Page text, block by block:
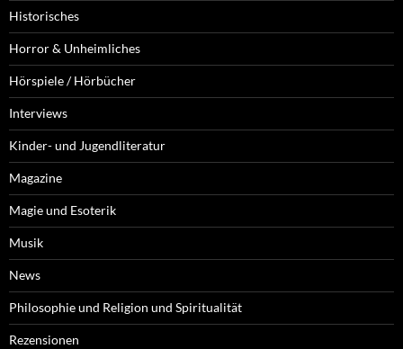
Historisches
Horror & Unheimliches
Hörspiele / Hörbücher
Interviews
Kinder- und Jugendliteratur
Magazine
Magie und Esoterik
Musik
News
Philosophie und Religion und Spiritualität
Rezensionen